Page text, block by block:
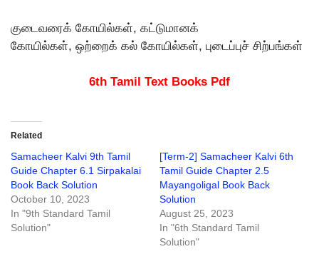
குடைவரைக் காேயில்கள், கட்டுமானக்
கோயில்கள், ஒற்றைக் கல் கோயில்கள், புடைப்புச் சிற்பங்கள்
6th Tamil Text Books Pdf
Related
Samacheer Kalvi 9th Tamil
Guide Chapter 6.1 Sirpakalai
Book Back Solution
October 10, 2023
In "9th Standard Tamil
Solution"
[Term-2] Samacheer Kalvi 6th
Tamil Guide Chapter 2.5
Mayangoligal Book Back
Solution
August 25, 2023
In "6th Standard Tamil
Solution"